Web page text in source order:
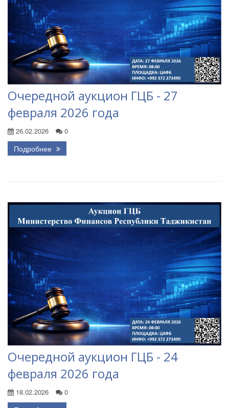
Очередной аукцион ГЦБ - 27
февраля 2026 года
26.02.2026 0
Подробнее
Очередной аукцион ГЦБ - 24
февраля 2026 года
18.02.2026 0